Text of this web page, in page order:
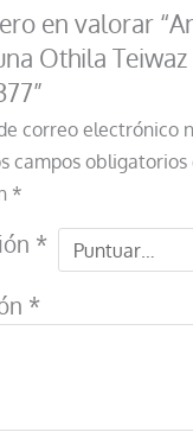
en valorar
Othila Teiwaz
correo electrónico
campos obligatorios
*
*
*